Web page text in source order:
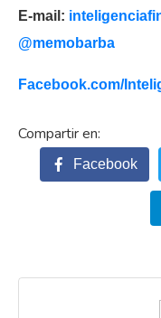
E-mail:
@memobarba
Facebook.com/
Facebook